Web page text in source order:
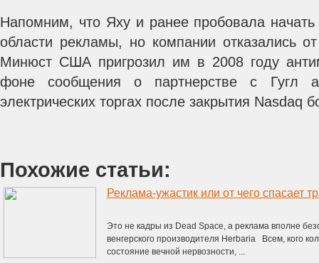
Напомним, что Яху и ранее пробовала начать
области рекламы, но компании отказались
Минюст США пригрозил им в 2008 году
фоне сообщения о партнерстве с Гугл
электрических торгах после закрытия Nasdaq
Похожие статьи:
Реклама-ужастик или от чего спасает
Это не кадры из Dead Space, а реклама вполне
венгерского производителя Herbaria Всем, кого
состояние вечной нервозности, ...